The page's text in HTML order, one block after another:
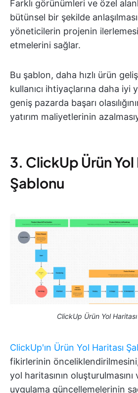
Farklı görünümleri ve özel
bütünsel bir şekilde
yöneticilerin projenin
etmelerini sağlar.
Bu şablon, daha hızlı ürün
kullanıcı ihtiyaçlarına daha iyi
geniş pazarda başarı
yatırım maliyetlerinin
3. ClickUp Ürün Yol
Şablonu
ClickUp Ürün Yol
ClickUp'ın Ürün Yol Haritası
fikirlerinin
yol haritasının
uygulama güncellemelerinin